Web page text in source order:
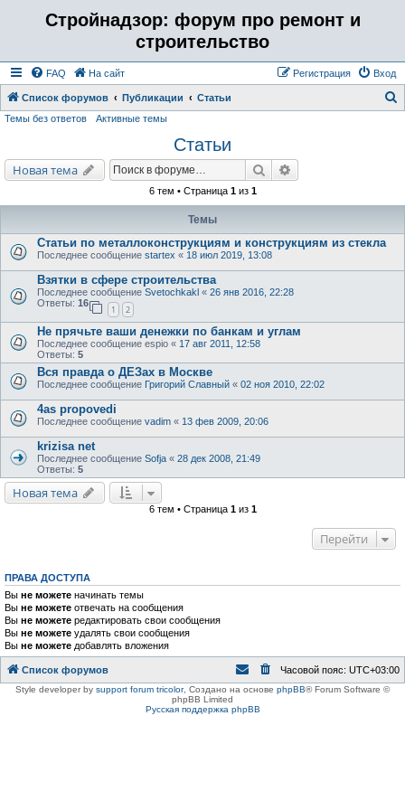
Стройнадзор: форум про ремонт и
строительство
FAQ На сайт Вход
Регистрация
Список форумов Публикации Статьи
Темы без ответов Активные темы
Статьи
Новая тема Поиск
6 тем • Страница 1из 1
Темы
Статьи по металлоконструкциям и конструкциям из стекла
Последнее сообщение startex « 18 июл 2019, 13:08
Взятки в сфере строительства
Последнее сообщение Svetochkakl « 26 янв 2016, 22:28
Ответы: 16
1 2
Не прячьте ваши денежки по банкам и углам
Последнее сообщение espio « 17 авг 2011, 12:58
Ответы: 5
Вся правда о ДЕЗах в Москве
Последнее сообщение Григорий Славный « 02 ноя 2010, 22:02
4as propovedi
Последнее сообщение vadim « 13 фев 2009, 20:06
krizisa net
Последнее сообщение Sofja « 28 дек 2008, 21:49
Ответы: 5
Новая тема
6 тем • Страница 1из 1
Перейти
ПРАВА ДОСТУПА
Вы не можете начинать темы
Вы не можете отвечать на сообщения
Вы не можете редактировать свои сообщения
Вы не можете удалять свои сообщения
Вы не можете добавлять вложения
Список форумов Часовой пояс: UTC+03:00
Style developer by support forum tricolor, Создано на основе phpBB® Forum Software ©
phpBB Limited
Русская поддержка phpBB